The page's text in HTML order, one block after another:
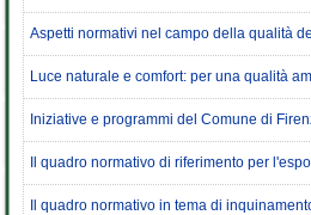
Aspetti normativi nel campo della qualità
Luce naturale e comfort: per una qualità
Iniziative e programmi del Comune di
Il quadro normativo di riferimento per
Il quadro normativo in tema di